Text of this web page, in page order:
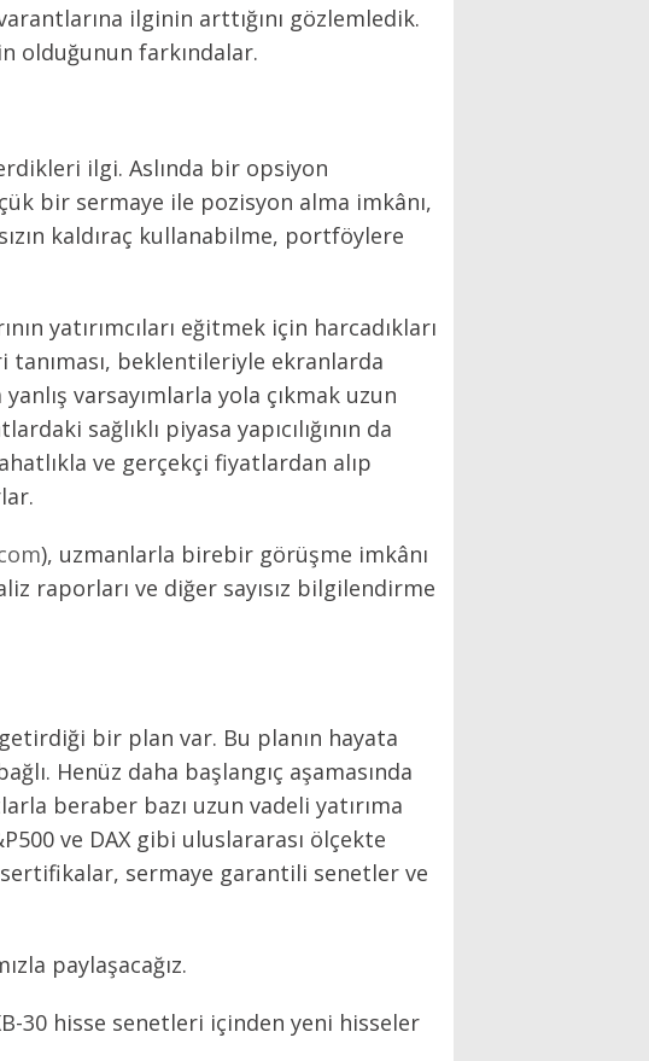
ilginin arttığını gözlemledik.
olduğunun farkındalar.
ilgi. Aslında bir opsiyon
bir sermaye ile pozisyon alma imkânı,
kaldıraç kullanabilme, portföylere
yatırımcıları eğitmek için harcadıkları
tanıması, beklentileriyle ekranlarda
varsayımlarla yola çıkmak uzun
sağlıklı piyasa yapıcılığının da
ve gerçekçi fiyatlardan alıp
), uzmanlarla birebir görüşme imkânı
raporları ve diğer sayısız bilgilendirme
bir plan var. Bu planın hayata
Henüz daha başlangıç aşamasında
beraber bazı uzun vadeli yatırıma
ve DAX gibi uluslararası ölçekte
sertifikalar, sermaye garantili senetler ve
paylaşacağız.
30 hisse senetleri içinden yeni hisseler